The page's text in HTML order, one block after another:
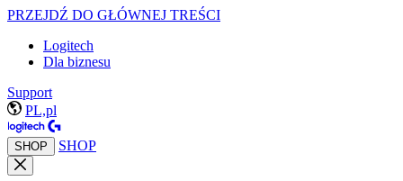
PRZEJDŹ DO GŁÓWNEJ TREŚCI
Logitech
Dla biznesu
Support
PL,pl
SHOP SHOP